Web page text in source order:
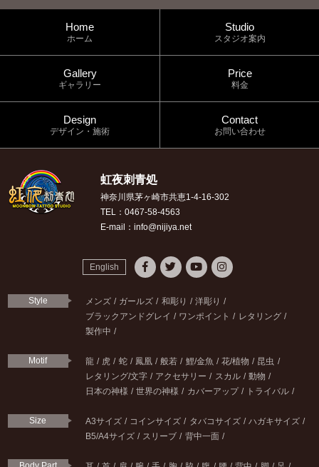
Home
ホーム
Studio
スタジオ案内
Gallery
ギャラリー
Price
料金
Design
デザイン・施術
Contact
お問い合わせ
虹夜刺青処
神奈川県茅ヶ崎市共恵1-4-16-302
TEL：0467-58-4563
E-mail：info@nijiya.net
English
Style メンズ ガールズ 和彫り
洋彫り
ブラックアンドグレイ
ワンポイント
レタリング
製作中
Motif 龍 虎 蛇 鳳凰 般若 鯉/金魚 花/植物
昆虫
レタリング/文字
アクセサリー スカル
動物
日本の神様
世界の神様 カバーアップ トライバル
Size A3サイズ コインサイズ タバコサイズ
ハガキサイズ
B5/A4サイズ
スリーブ 背中一面